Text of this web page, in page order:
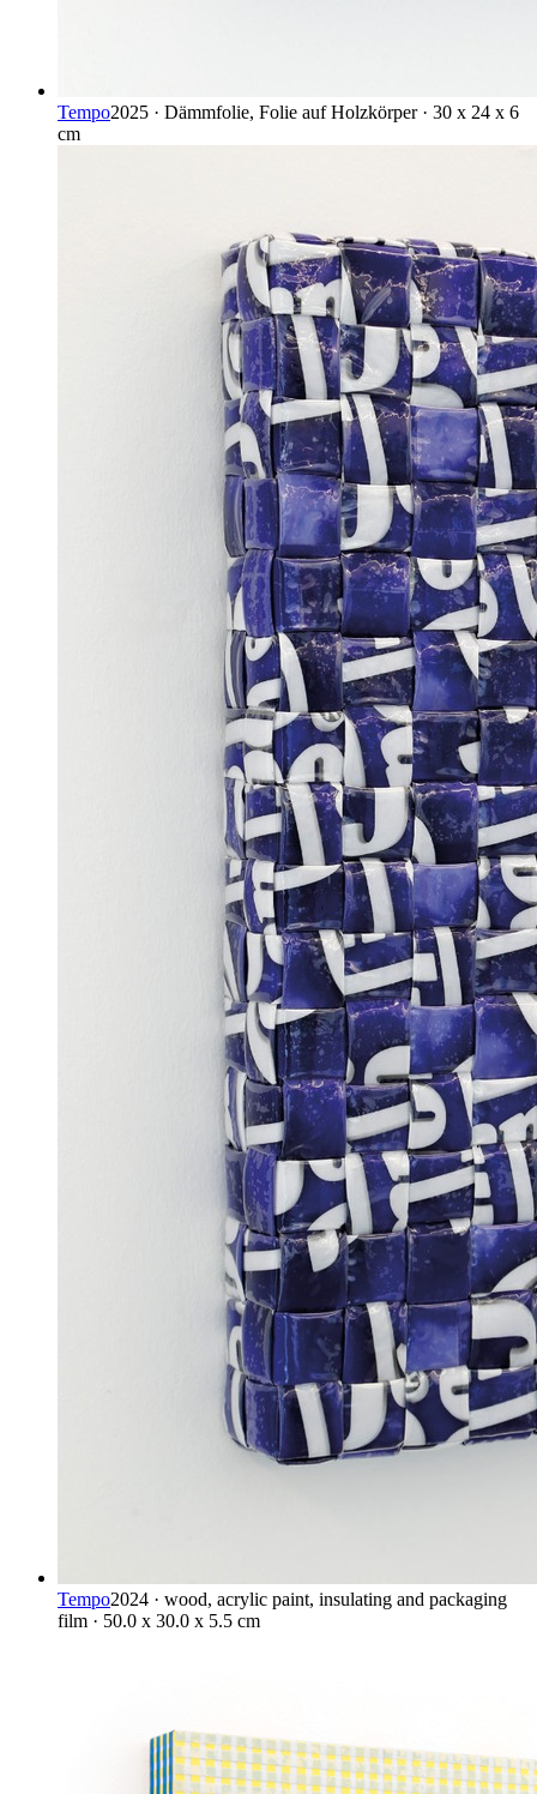
Tempo2025 · Dämmfolie, Folie auf Holzkörper · 30 x 24 x 6
cm
Tempo2024 · wood, acrylic paint, insulating and packaging
film · 50.0 x 30.0 x 5.5 cm